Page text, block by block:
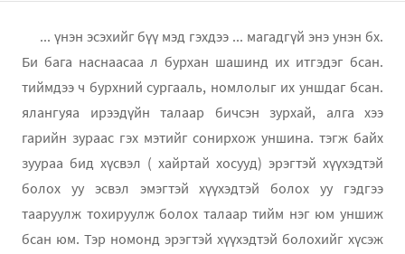
... үнэн эсэхийг бүү мэд гэхдээ ... магадгүй энэ унэн бх.
Би бага наснаасаа л бурхан шашинд их итгэдэг бсан.
тиймдээ ч бурхний сургааль, номлолыг их уншдаг бсан.
ялангуяа ирээдүйн талаар бичсэн зурхай, алга xээ
гарийн зураас гэх мэтийг сонирхож уншина. тэгж байх
зуураа бид xүсвэл ( хайртай хосууд) эрэгтэй хүүхэдтэй
болох уу эсвэл эмэгтэй хүүхэдтэй болох уу гэдгээ
тааруулж тохируулж болох талаар тийм нэг юм уншиж
бсан юм. Тэр номонд эрэгтэй хүүхэдтэй болохийг xүсэж